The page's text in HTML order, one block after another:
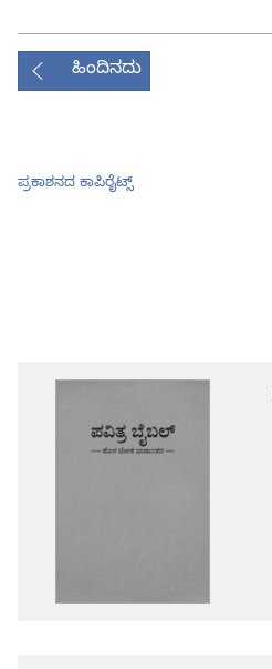
ಹಿಂದಿನದು
ಪ್ರಕಾಶನದ ಕಾಪಿರೈಟ್ಸ್‌